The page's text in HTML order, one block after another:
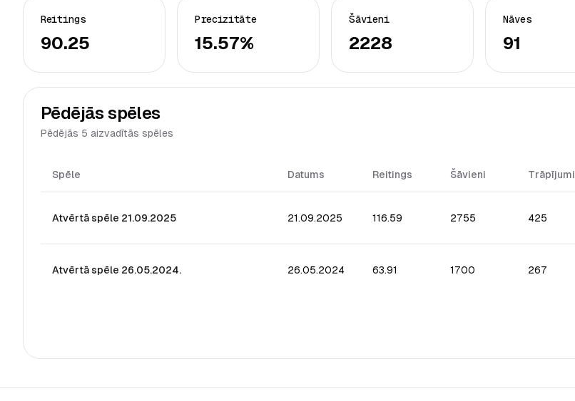
Reitings
90.25
Precizitāte
15.57%
Šāvieni
2228
Nāves
91
Pēdējās spēles
Pēdējās 5 aizvadītās spēles
Spēle Datums Reitings Šāvieni Trāpījumi
Atvērtā spēle 21.09.2025 21.09.2025 116.59 2755 425
Atvērtā spēle 26.05.2024. 26.05.2024 63.91 1700 267